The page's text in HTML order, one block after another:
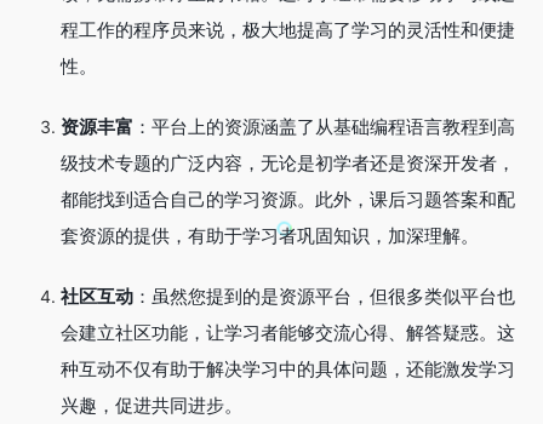
程工作的程序员来说，极大地提高了学习的灵活性和便捷
性。
资源丰富 ：平台上的资源涵盖了从基础编程语言教程到高
级技术专题的广泛内容，无论是初学者还是资深开发者，
都能找到适合自己的学习资源。此外，课后习题答案和配
套资源的提供，有助于学习者巩固知识，加深理解。
社区互动 ：虽然您提到的是资源平台，但很多类似平台也
会建立社区功能，让学习者能够交流心得、解答疑惑。这
种互动不仅有助于解决学习中的具体问题，还能激发学习
兴趣，促进共同进步。